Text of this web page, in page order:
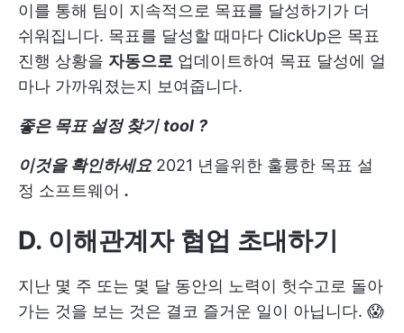
이를 통해 팀이 지속적으로 목표를 달성하기가 더
쉬워집니다. 목표를 달성할 때마다 ClickUp은 목표
진행 상황을 자동으로 업데이트하여 목표 달성에 얼
마나 가까워졌는지 보여줍니다.
좋은 목표 설정 찾기 tool ?
이것을 확인하세요 2021 년을위한 훌륭한 목표 설
정 소프트웨어 .
D. 이해관계자 협업 초대하기
지난 몇 주 또는 몇 달 동안의 노력이 헛수고로 돌아
가는 것을 보는 것은 결코 즐거운 일이 아닙니다. 😱